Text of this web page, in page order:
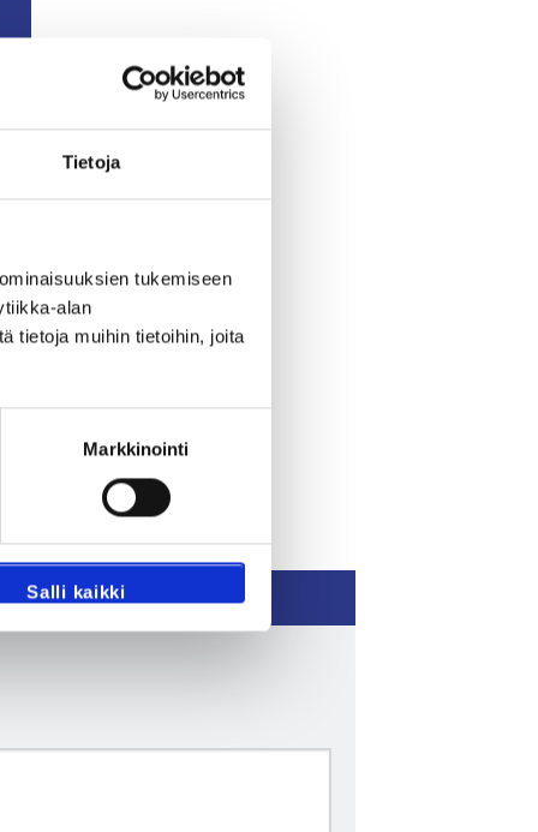
Tietoja
tukemiseen
alan
tietoja muihin tietoihin, joita
Markkinointi
Salli kaikki